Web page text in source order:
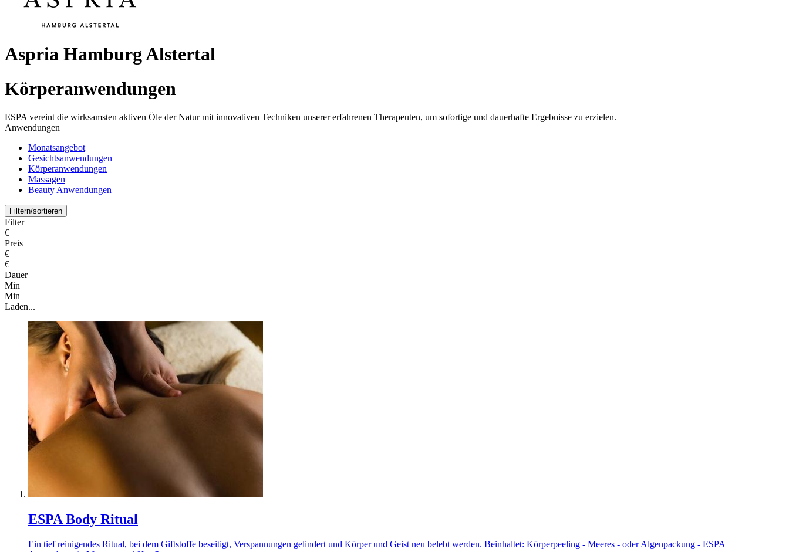
Aspria Hamburg Alstertal
Körperanwendungen
ESPA vereint die wirksamsten aktiven Öle der Natur mit innovativen Techniken unserer erfahrenen Therapeuten, um sofortige und dauerhafte Ergebnisse zu erzielen.
Anwendungen
Monatsangebot
Gesichtsanwendungen
Körperanwendungen
Massagen
Beauty Anwendungen
Filtern/sortieren
Filter
€
Preis
€
€
Dauer
Min
Min
Laden...
ESPA Body Ritual
Ein tief reinigendes Ritual, bei dem Giftstoffe beseitigt, Verspannungen gelindert und Körper und Geist neu belebt werden. Beinhaltet: Körperpeeling - Meeres - oder Algenpackung - ESPA